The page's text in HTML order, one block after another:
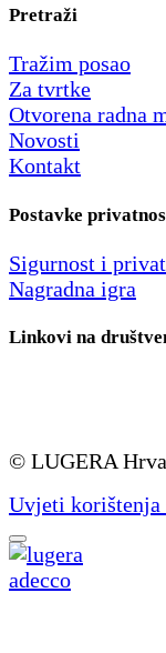
Pretraži
Tražim posao
Za tvrtke
Otvorena radna
Novosti
Kontakt
Postavke
Sigurnost i
Nagradna igra
Linkovi na
© LUGERA
Uvjeti korištenja